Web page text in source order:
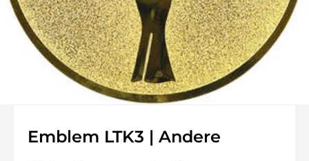
Emblem LTK3 | Andere